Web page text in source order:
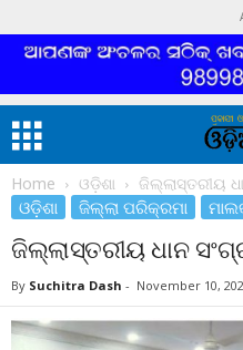
Home ଓଡ଼ିଶା ଜିଲ୍ଲାସ୍ତରୀୟ
ଓଡ଼ିଶା ଜିଲ୍ଲା ପରିକ୍ରମା
ଜିଲ୍ଲାସ୍ତରୀୟ ଧାନ
By Suchitra Dash - November 10,